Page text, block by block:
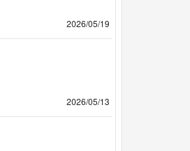
2026/05/19
2026/05/13